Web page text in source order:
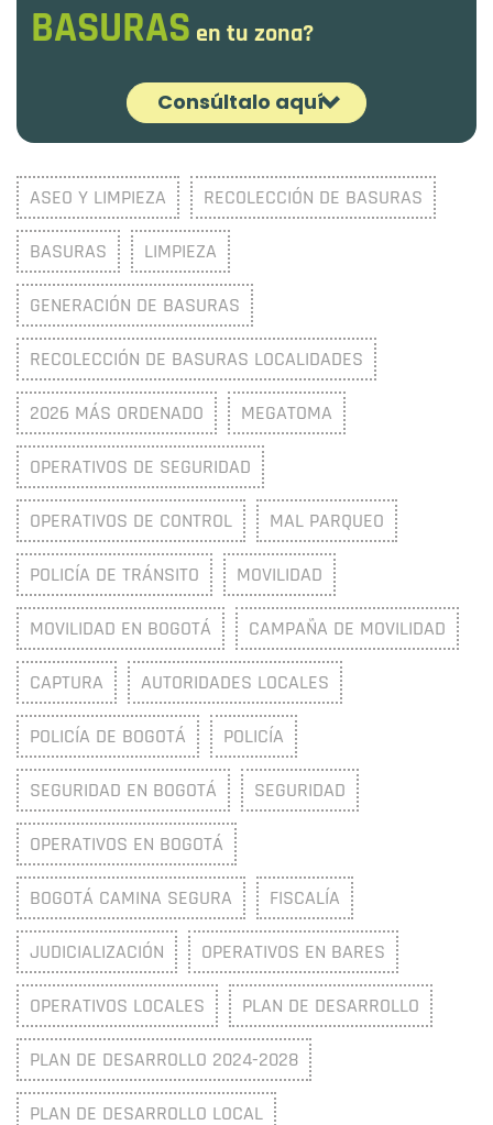
BASURAS en tu zona?
Consúltalo aquí
'Esquema de recolección de basuras'
ASEO Y LIMPIEZA RECOLECCIÓN DE BASURAS
BASURAS LIMPIEZA
GENERACIÓN DE BASURAS
RECOLECCIÓN DE BASURAS LOCALIDADES
2026 MÁS ORDENADO MEGATOMA
OPERATIVOS DE SEGURIDAD
OPERATIVOS DE CONTROL MAL PARQUEO
POLICÍA DE TRÁNSITO MOVILIDAD
MOVILIDAD EN BOGOTÁ CAMPAÑA DE MOVILIDAD
CAPTURA AUTORIDADES LOCALES
POLICÍA DE BOGOTÁ POLICÍA
SEGURIDAD EN BOGOTÁ SEGURIDAD
OPERATIVOS EN BOGOTÁ
BOGOTÁ CAMINA SEGURA FISCALÍA
JUDICIALIZACIÓN OPERATIVOS EN BARES
OPERATIVOS LOCALES PLAN DE DESARROLLO
PLAN DE DESARROLLO 2024-2028
PLAN DE DESARROLLO LOCAL